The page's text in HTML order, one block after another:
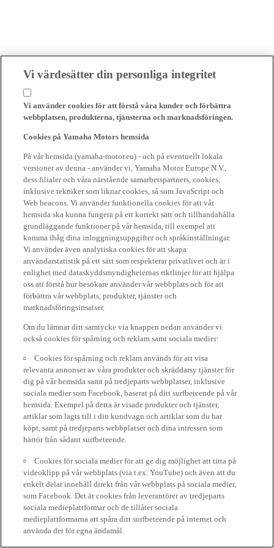
Vi värdesätter din personliga integritet
Vi använder cookies för att förstå våra kunder och förbättra
webbplatsen, produkterna, tjänsterna och marknadsföringen.
Cookies på Yamaha Motors hemsida
På vår hemsida (yamaha-motor.eu) - och på eventuellt lokala
versioner av denna - använder vi, Yamaha Motor Europe N.V.,
dess filialer och våra närstående samarbetspartners, cookies,
inklusive tekniker som liknar cookies, så som JavaScript och
Web beacons. Vi använder funktionella cookies för att vår
hemsida ska kunna fungera på ett korrekt sätt och tillhandahålla
grundläggande funktioner på vår hemsida, till exempel att
komma ihåg dina inloggningsuppgifter och språkinställningar.
Vi använder även analytiska cookies för att skapa
användarstatistik på ett sätt som respekterar privatlivet och är i
enlighet med dataskyddsmyndigheternas riktlinjer för att hjälpa
oss att förstå hur besökare använder vår webbplats och för att
förbättra vår webbplats, produkter, tjänster och
marknadsföringsinsatser.
Om du lämnar ditt samtycke via knappen nedan använder vi
också cookies för spårning och reklam samt sociala medier:
Cookies för spårning och reklam används för att visa
relevanta annonser av våra produkter och skräddarsy tjänster för
dig på vår hemsida samt på tredjeparts webbplatser, inklusive
sociala medier som Facebook, baserat på ditt surfbeteende på vår
hemsida. Exempel på detta är visade produkter och tjänster,
artiklar som lagts till i din kundvagn och artiklar som du har
köpt, samt på tredjeparts webbplatser och dina intressen som
härrör från sådant surfbeteende.
Cookies för sociala medier för att ge dig möjlighet att titta på
videoklipp på vår webbplats (via t.ex. YouTube) och även att du
enkelt delar innehåll direkt från vår webbplats på sociala medier,
som Facebook. Det är cookies från leverantörer av tredjeparts
sociala medieplattformar och de tillåter sociala
medieplattformarna att spåra ditt surfbeteende på internet och
använda det för egna ändamål.